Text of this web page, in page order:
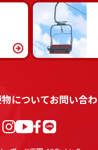
についてお問い合